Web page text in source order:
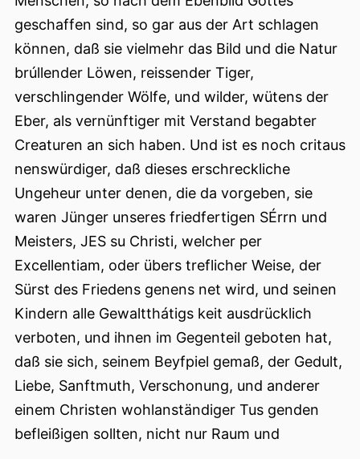
geschaffen sind, so gar aus der Art schlagen
können, daß sie vielmehr das Bild und die Natur
brúllender Löwen, reissender Tiger,
verschlingender Wölfe, und wilder, wütens der
Eber, als vernünftiger mit Verstand begabter
Creaturen an sich haben. Und ist es noch critaus
nenswürdiger, daß dieses erschreckliche
Ungeheur unter denen, die da vorgeben, sie
waren Jünger unseres friedfertigen SÉrrn und
Meisters, JES su Christi, welcher per
Excellentiam, oder übers treflicher Weise, der
Sürst des Friedens genens net wird, und seinen
Kindern alle Gewaltthátigs keit ausdrücklich
verboten, und ihnen im Gegenteil geboten hat,
daß sie sich, seinem Beyfpiel gemaß, der Gedult,
Liebe, Sanftmuth, Verschonung, und anderer
einem Christen wohlanständiger Tus genden
befleißigen sollten, nicht nur Raum und